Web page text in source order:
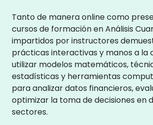
Tanto de manera online como
cursos de formación en Análisis
impartidos por instructores
prácticas interactivas y manos a la
utilizar modelos matemáticos,
estadísticas y herramientas
para analizar datos financieros,
optimizar la toma de decisiones en
sectores.